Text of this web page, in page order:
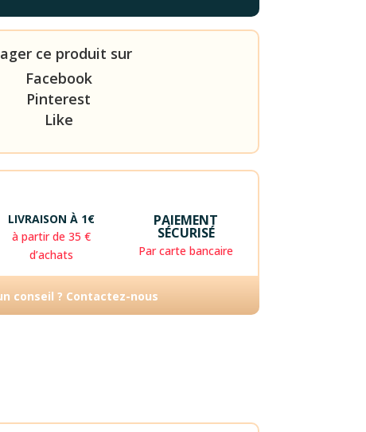
ce produit sur
Facebook
Pinterest
Like
LIVRAISON À 1€
à partir de 35 €
d’achats
PAIEMENT
SÉCURISÉ
Par carte bancaire
conseil ? Contactez-nous